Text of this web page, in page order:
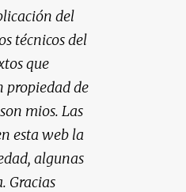
del
técnicos del
que
propiedad de
mios. Las
esta web la
algunas
Gracias